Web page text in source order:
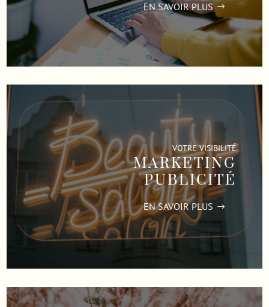
EN SAVOIR PLUS
VOTRE VISIBILITÉ
MARKETING
PUBLICITÉ
EN SAVOIR PLUS